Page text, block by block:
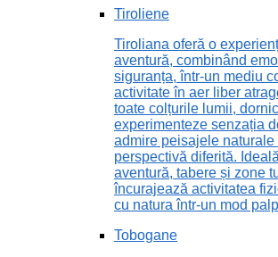
Tiroliene
Tiroliana oferă o
aventură, combinând
siguranța, într-un mediu
activitate în aer liber
toate colțurile lumii,
experimenteze senzația
admire peisajele naturale
perspectivă diferită.
aventură, tabere și zone
încurajează activitatea
cu natura într-un mod
Tobogane